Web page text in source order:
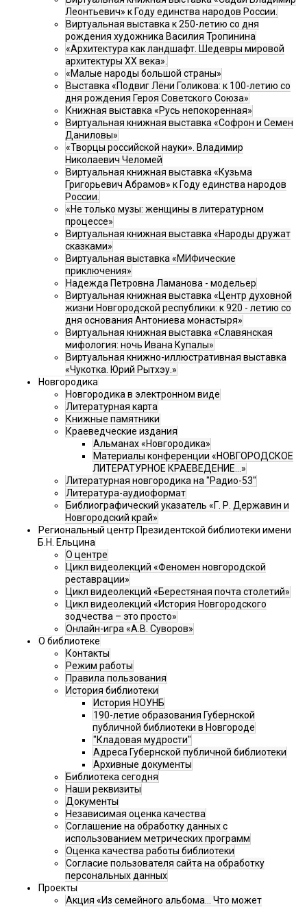
Леонтьевич» к Году единства народов России.
Виртуальная выставка к 250-летию со дня
рождения художника Василия Тропинина
«Архитектура как ландшафт. Шедевры мировой
архитектуры XX века».
«Малые народы большой страны»
Выставка «Подвиг Лёни Голикова: к 100-летию со
дня рождения Героя Советского Союза»
Книжная выставка «Русь непокоренная»
Виртуальная книжная выставка «Софрон и Семен
Даниловы»
«Творцы российской науки». Владимир
Николаевич Челомей
Виртуальная книжная выставка «Кузьма
Григорьевич Абрамов» к Году единства народов
России.
«Не только музы: женщины в литературном
процессе»
Виртуальная книжная выставка «Народы дружат
сказками»
Виртуальная выставка «МИФические
приключения»
Надежда Петровна Ламанова - модельер
Виртуальная книжная выставка «Центр духовной
жизни Новгородской республики: к 920 - летию со
дня основания Антониева монастыря»
Виртуальная книжная выставка «Славянская
мифология: ночь Ивана Купалы»
Виртуальная книжно-иллюстративная выставка
«Чукотка. Юрий Рытхэу.»
Новгородика
Новгородика в электронном виде
Литературная карта
Книжные памятники
Краеведческие издания
Альманах «Новгородика»
Материалы конференции «НОВГОРОДСКОЕ
ЛИТЕРАТУРНОЕ КРАЕВЕДЕНИЕ...»
Литературная новгородика на "Радио-53"
Литература-аудиоформат
Библиографический указатель «Г. Р. Державин и
Новгородский край»
Региональный центр Президентской библиотеки имени
Б.Н. Ельцина
О центре
Цикл видеолекций «Феномен новгородской
реставрации»
Цикл видеолекций «Берестяная почта столетий»
Цикл видеолекций «История Новгородского
зодчества – это просто»
Онлайн-игра «А.В. Суворов»
О библиотеке
Контакты
Режим работы
Правила пользования
История библиотеки
История НОУНБ
190-летие образования Губернской
публичной библиотеки в Новгороде
"Кладовая мудрости"
Адреса Губернской публичной библиотеки
Архивные документы
Библиотека сегодня
Наши реквизиты
Документы
Независимая оценка качества
Соглашение на обработку данных с
использованием метрических программ
Оценка качества работы библиотеки
Согласие пользователя сайта на обработку
персональных данных
Проекты
Акция «Из семейного альбома... Что может